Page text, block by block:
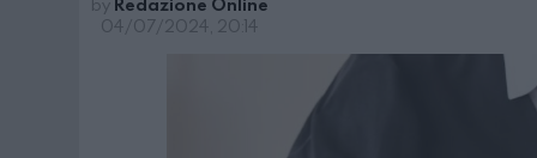
04/07/2024, 20:14